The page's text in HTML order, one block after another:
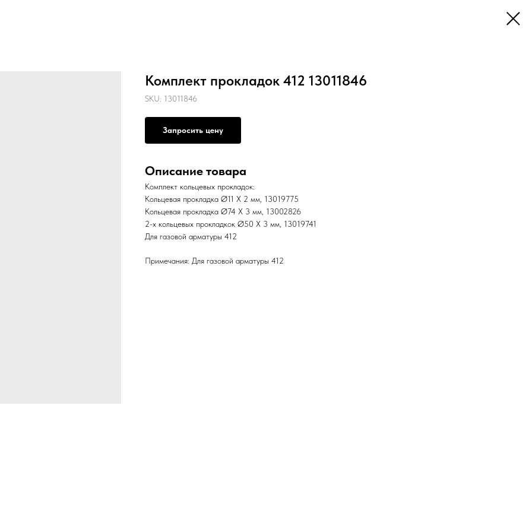
Комплект прокладок 412 13011846
SKU: 13011846
Запросить цену
Описание товара
Комплект кольцевых прокладок:
Кольцевая прокладка Ø11 X 2 мм, 13019775
Кольцевая прокладка Ø74 X 3 мм, 13002826
2-х кольцевых прокладкок Ø50 X 3 мм, 13019741
Для газовой арматуры 412
Примечания: Для газовой арматуры 412